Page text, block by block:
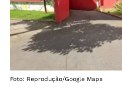
Foto: Reprodução/Google Maps